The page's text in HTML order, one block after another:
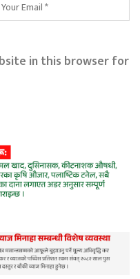
in this browser for